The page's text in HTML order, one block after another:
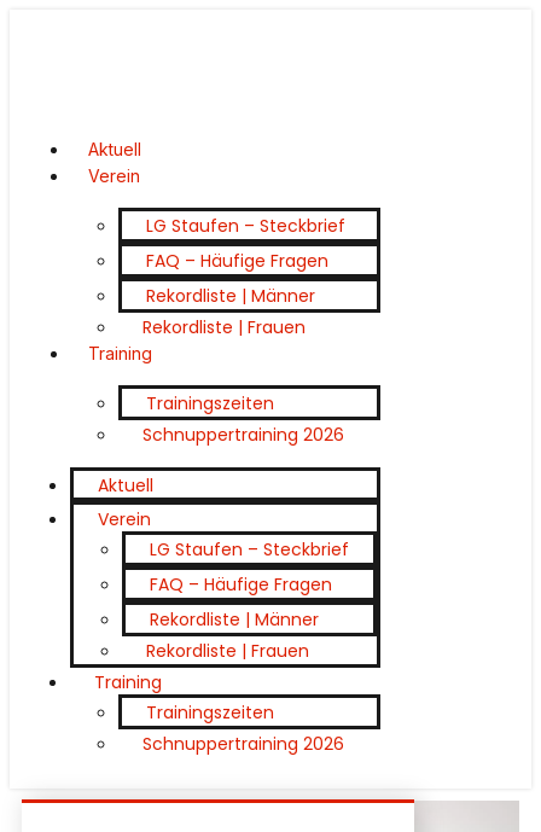
Aktuell
Verein
LG Staufen – Steckbrief
FAQ – Häufige Fragen
Rekordliste | Männer
Rekordliste | Frauen
Training
Trainingszeiten
Schnuppertraining 2026
Aktuell
Verein
LG Staufen – Steckbrief
FAQ – Häufige Fragen
Rekordliste | Männer
Rekordliste | Frauen
Training
Trainingszeiten
Schnuppertraining 2026